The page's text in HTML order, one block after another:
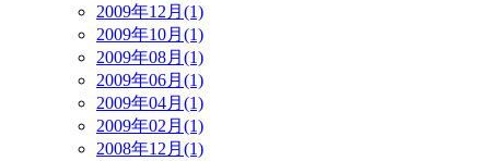
2009年12月(1)
2009年10月(1)
2009年08月(1)
2009年06月(1)
2009年04月(1)
2009年02月(1)
2008年12月(1)